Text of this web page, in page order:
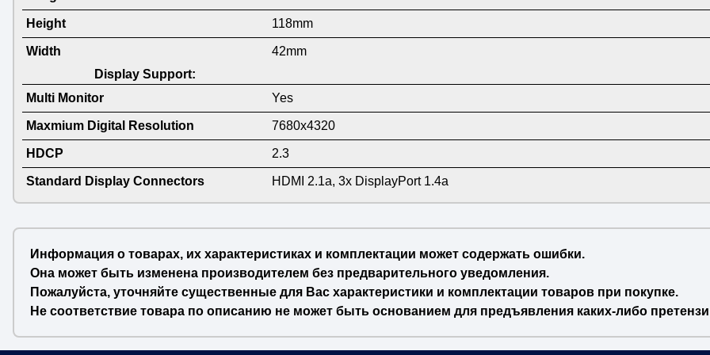
Height 118mm
Width
42mm
Display Support:
Multi Monitor
Yes
Maxmium Digital Resolution 7680x4320
HDCP 2.3
Standard Display Connectors HDMI 2.1a, 3x DisplayPort 1.4a
Информация о товарах, их характеристиках и комплектации может содержать ошибки.
Она может быть изменена производителем без предварительного уведомления.
Пожалуйста, уточняйте существенные для Вас характеристики и комплектации товаров при покупке.
Не соответствие товара по описанию не может быть основанием для предъявления каких-либо